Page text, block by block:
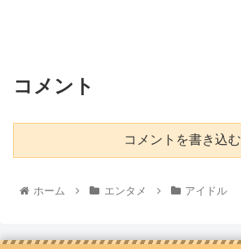
コメント
コメントを書き込む
ホーム エンタメ アイドル